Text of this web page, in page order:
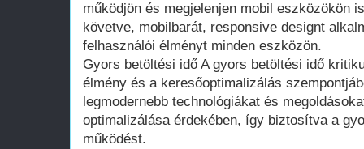
működjön és megjelenjen mobil eszközökön
követve, mobilbarát, responsive designt
felhasználói élményt minden eszközön.
Gyors betöltési idő A gyors betöltési idő
élmény és a keresőoptimalizálás
legmodernebb technológiákat és
optimalizálása érdekében, így biztosítva a
működést.